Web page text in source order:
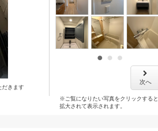
だきます
次へ
※ご覧になりたい写真をクリックすると
拡大されて表示されます。